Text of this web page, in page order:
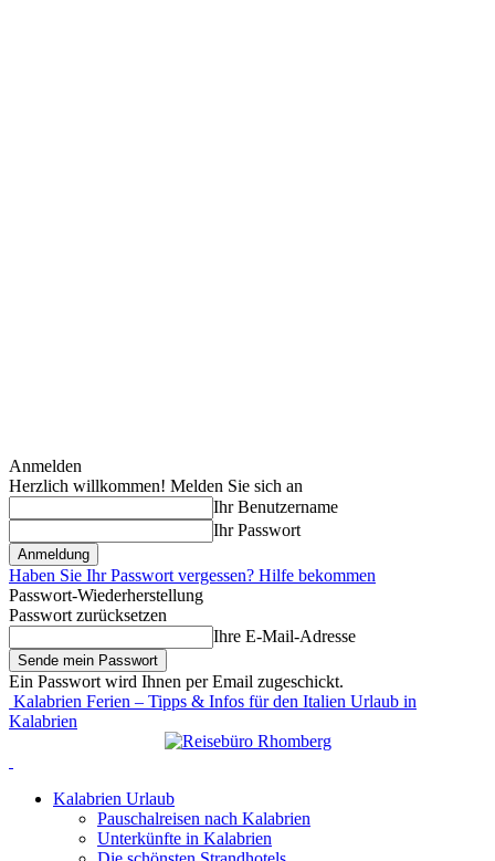
Anmelden
Herzlich willkommen! Melden Sie sich an
Ihr Benutzername
Ihr Passwort
Haben Sie Ihr Passwort vergessen? Hilfe bekommen
Passwort-Wiederherstellung
Passwort zurücksetzen
Ihre E-Mail-Adresse
Ein Passwort wird Ihnen per Email zugeschickt.
Kalabrien Ferien – Tipps & Infos für den Italien Urlaub in
Kalabrien
Kalabrien Urlaub
Pauschalreisen nach Kalabrien
Unterkünfte in Kalabrien